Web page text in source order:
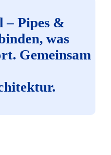
Pipes &
was
Gemeinsam